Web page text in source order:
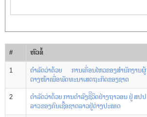
g
i
o
n
# ​ຫົວ​ຂໍ້
1
ດໍາລັດວ່າດ້ວຍ ການເຄື່ອນໄຫວຂອງສໍານັກງານຜູ້
ຕາງໜ້າເພື່ອພັດທະນາເສດຖະກິດຂອງຊາດ
2
ດຳລັດວ່າດ້ວຍ ການດຳລົງຊິີວິດຢ່າງຖາວອນ ຢູ່ ສປປ
ລາວ ຂອງຄົນເຊື້ອຊາດລາວຢູ່ຕ່າງປະເທດ​